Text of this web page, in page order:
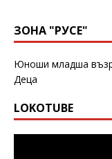
ЗОНА "РУСЕ"
Юноши младша
Деца
LOKOTUBE